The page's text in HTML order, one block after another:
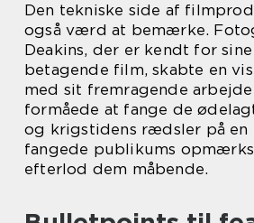
Den tekniske side af
også værd at bemærke.
Deakins, der er kendt for
betagende film, skabte en
med sit fremragende arbejde
formåede at fange de
og krigstidens rædsler på en
fangede publikums
efterlod dem måbende.